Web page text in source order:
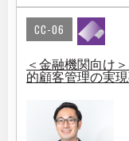
CC-06
＜金融機関向け
的顧客管理の実現